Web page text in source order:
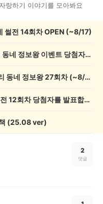
랑하기 이야기를 모아봐요
썰전 14회차 OPEN (~8/17)
💰[당첨자 발표] 26회차 우리 동네 정보왕 이벤트 당첨자를 발표합니다!
💸 전원 2,000캐시 지급! 우리 동네 정보왕 27회차 (~8/10)
💰[당첨자 발표] 우리 동네 썰전 12회차 당첨자를 발표합니다!
(25.08 ver)
2
댓글